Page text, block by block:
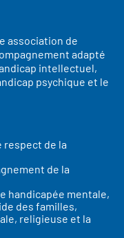
association de
adapté
intellectuel,
psychique et le
respect de la
de la
handicapée mentale,
des familles,
religieuse et la